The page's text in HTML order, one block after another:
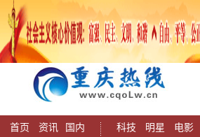
首页 资讯
国内
科技 明星
电影